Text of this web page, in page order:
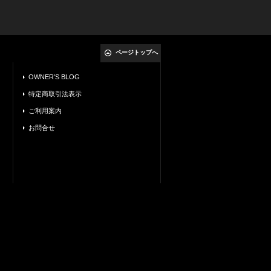
ページトップへ
OWNER'S BLOG
特定商取引法表示
ご利用案内
お問合せ